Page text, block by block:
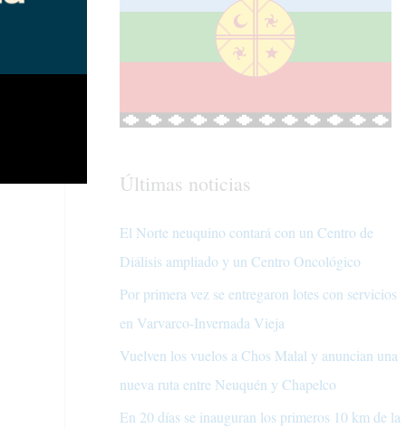
Últimas noticias
El Norte neuquino contará con un Centro de
Diálisis ampliado y un Centro Oncológico
Por primera vez se entregaron lotes con servicios
en Varvarco-Invernada Vieja
Vuelven los vuelos a Chos Malal y anuncian una
nueva ruta entre Neuquén y Chapelco
En 20 días se inauguran los primeros 10 km de la